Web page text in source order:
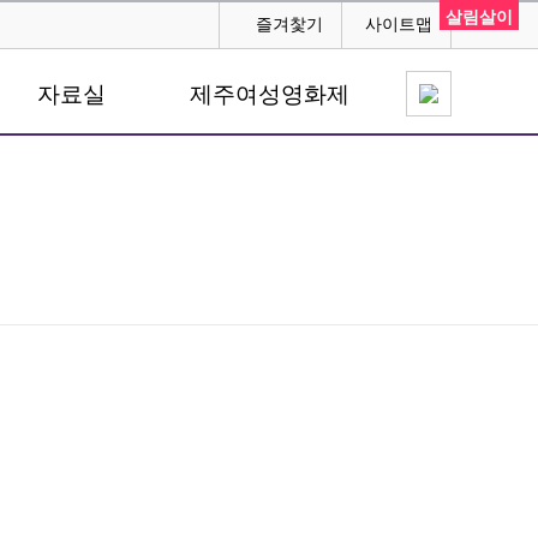
즐겨찿기 사이트맵
자료실 제주여성영화제
살림살이